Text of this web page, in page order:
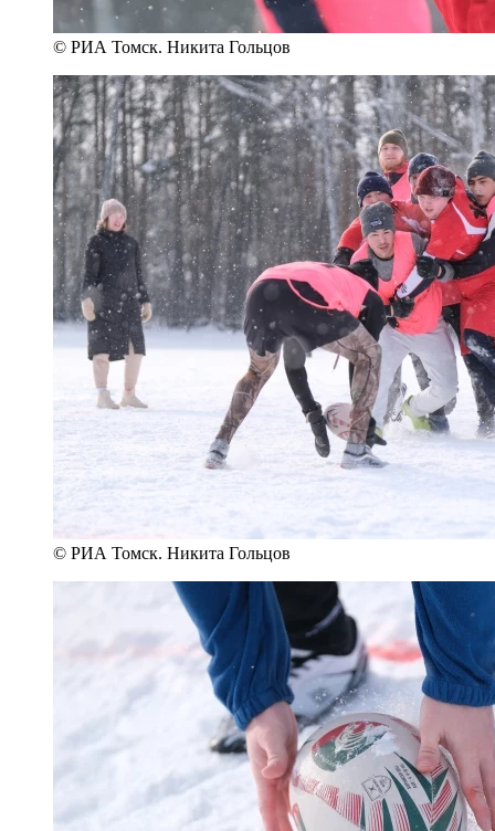
© РИА Томск. Никита Гольцов
© РИА Томск. Никита Гольцов